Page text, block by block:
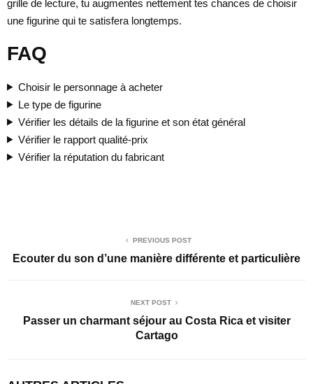
grille de lecture, tu augmentes nettement tes chances de choisir
une figurine qui te satisfera longtemps.
FAQ
Choisir le personnage à acheter
Le type de figurine
Vérifier les détails de la figurine et son état général
Vérifier le rapport qualité-prix
Vérifier la réputation du fabricant
PREVIOUS POST
Ecouter du son d’une manière différente et particulière
NEXT POST
Passer un charmant séjour au Costa Rica et visiter
Cartago